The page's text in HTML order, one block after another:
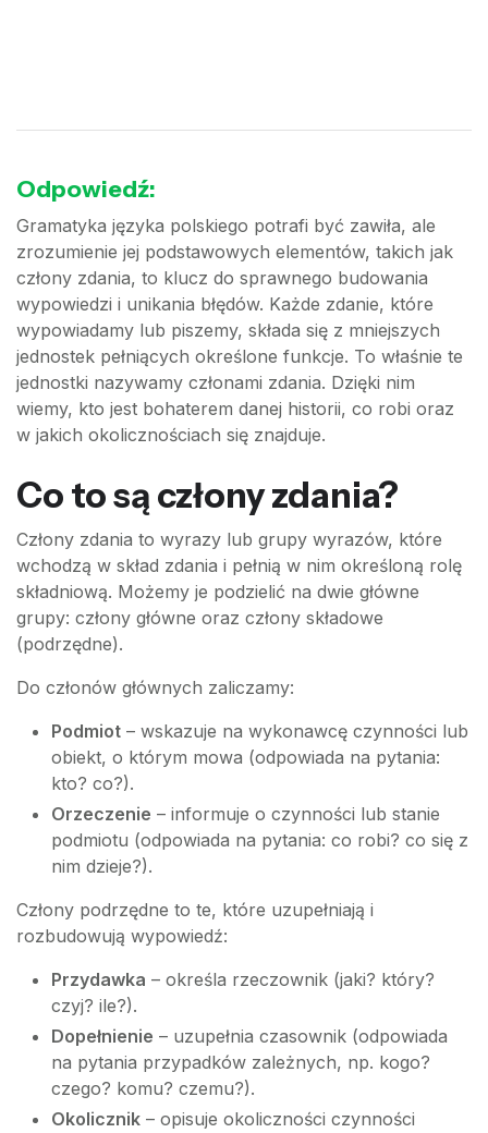
Odpowiedź:
Gramatyka języka polskiego potrafi być zawiła, ale
zrozumienie jej podstawowych elementów, takich jak
człony zdania, to klucz do sprawnego budowania
wypowiedzi i unikania błędów. Każde zdanie, które
wypowiadamy lub piszemy, składa się z mniejszych
jednostek pełniących określone funkcje. To właśnie te
jednostki nazywamy członami zdania. Dzięki nim
wiemy, kto jest bohaterem danej historii, co robi oraz
w jakich okolicznościach się znajduje.
Co to są człony zdania?
Człony zdania to wyrazy lub grupy wyrazów, które
wchodzą w skład zdania i pełnią w nim określoną rolę
składniową. Możemy je podzielić na dwie główne
grupy: człony główne oraz człony składowe
(podrzędne).
Do członów głównych zaliczamy:
Podmiot – wskazuje na wykonawcę czynności lub
obiekt, o którym mowa (odpowiada na pytania:
kto? co?).
Orzeczenie – informuje o czynności lub stanie
podmiotu (odpowiada na pytania: co robi? co się z
nim dzieje?).
Człony podrzędne to te, które uzupełniają i
rozbudowują wypowiedź:
Przydawka – określa rzeczownik (jaki? który?
czyj? ile?).
Dopełnienie – uzupełnia czasownik (odpowiada
na pytania przypadków zależnych, np. kogo?
czego? komu? czemu?).
Okolicznik – opisuje okoliczności czynności